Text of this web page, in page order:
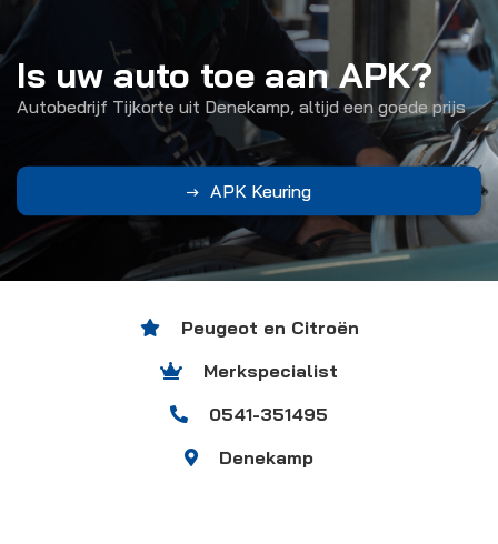
Autobedrijf Tijkorte
Uw Peugeot en Citroën Merkspecialist in Denekamp
Is uw auto toe aan APK?
Autobedrijf Tijkorte uit Denekamp, altijd een goede prijs
APK Keuring
Peugeot en Citroën
Merkspecialist
0541-351495
Denekamp